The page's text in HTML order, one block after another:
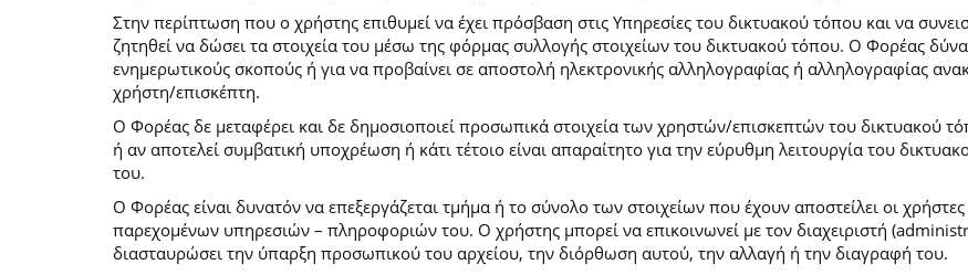
Στην περίπτωση που ο χρήστης επιθυμεί να έχει πρόσβαση στις Υπηρεσίες του δικτυακού τόπου και να
ζητηθεί να δώσει τα στοιχεία του μέσω της φόρμας συλλογής στοιχείων του δικτυακού τόπου. Ο Φορέας
ενημερωτικούς σκοπούς ή για να προβαίνει σε αποστολή ηλεκτρονικής αλληλογραφίας ή αλληλογραφίας
χρήστη/επισκέπτη.
Ο Φορέας δε μεταφέρει και δε δημοσιοποιεί προσωπικά στοιχεία των χρηστών/επισκεπτών του δικτυακού
ή αν αποτελεί συμβατική υποχρέωση ή κάτι τέτοιο είναι απαραίτητο για την εύρυθμη λειτουργία του
του.
Ο Φορέας είναι δυνατόν να επεξεργάζεται τμήμα ή το σύνολο των στοιχείων που έχουν αποστείλει οι
παρεχομένων υπηρεσιών – πληροφοριών του. Ο χρήστης μπορεί να επικοινωνεί με τον διαχειριστή
διασταυρώσει την ύπαρξη προσωπικού του αρχείου, την διόρθωση αυτού, την αλλαγή ή την διαγραφή του.